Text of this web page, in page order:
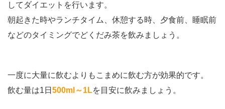
してダイエットを行います。
朝起きた時やランチタイム、休憩する時、夕食前、睡眠前
などのタイミングでどくだみ茶を飲みましょう。
一度に大量に飲むよりもこまめに飲む方が効果的です。
飲む量は1日 500ml～1Lを目安に飲みましょう。